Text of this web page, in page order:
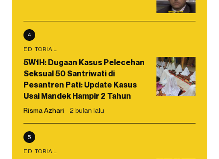
4
EDITORIAL
5W1H: Dugaan Kasus Pelecehan
Seksual 50 Santriwati di
Pesantren Pati: Update Kasus
Usai Mandek Hampir 2 Tahun
Risma Azhari 2 bulan lalu
5
EDITORIAL